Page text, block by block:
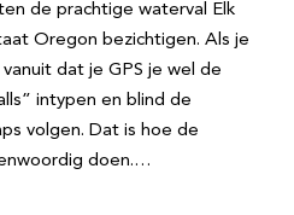
de prachtige waterval Elk
Oregon bezichtigen. Als je
dat je GPS je wel de
intypen en blind de
volgen. Dat is hoe de
doen.…